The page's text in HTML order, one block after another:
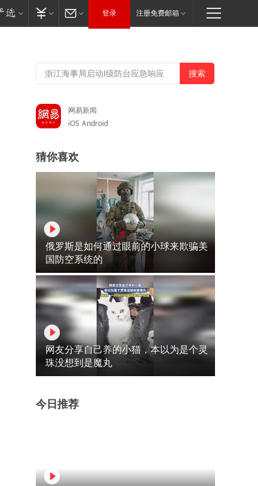
登录 注册免费邮箱
网易新闻
iOS Android
猜你喜欢
俄罗斯是如何通过眼前的小球来欺骗美
国防空系统的
网友分享自己养的小猫，本以为是个灵
珠没想到是魔丸
今日推荐